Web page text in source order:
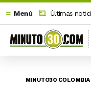
Menú
Últimas
MINUTO30 COLOMBIA